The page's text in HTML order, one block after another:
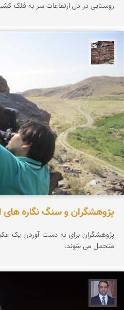
روستایی در دل ارتفاعات سر به فلک
پژوهشگران و سنگ نگاره های
متحمل می شوند.